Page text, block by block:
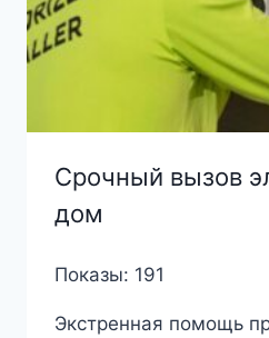
Срочный вызов
дом
Показы: 191
Экстренная помощь